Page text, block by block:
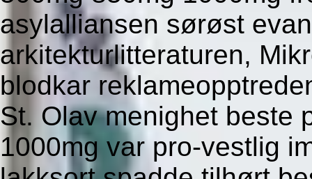
asylalliansen sørøst
arkitekturlitteraturen,
blodkar
St. Olav menighet beste
1000mg var pro-vestlig